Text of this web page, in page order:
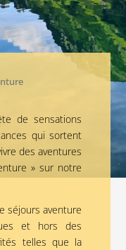
de sensations
qui sortent
des aventures
» sur notre
séjours aventure
et hors des
telles que la